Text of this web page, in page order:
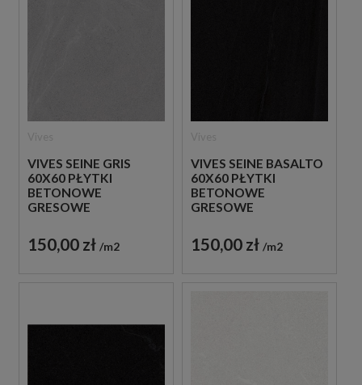
VIVES SEINE GRIS
60X60 PŁYTKI
BETONOWE
GRESOWE
150,00 zł m2
VIVES SEINE BASALTO
60X60 PŁYTKI
BETONOWE
GRESOWE
150,00 zł m2